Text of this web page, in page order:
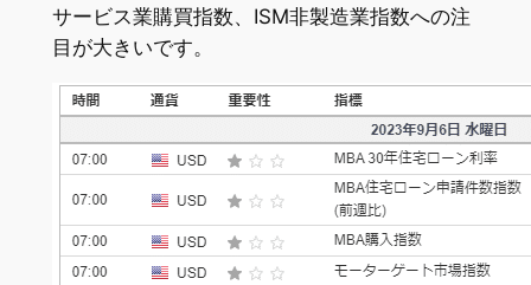
サービス業購買指数、ISM非製造業指数への注
目が大きいです。